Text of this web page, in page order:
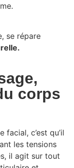
se répare
corps
c’est qu’il
les tensions
il agit sur tout